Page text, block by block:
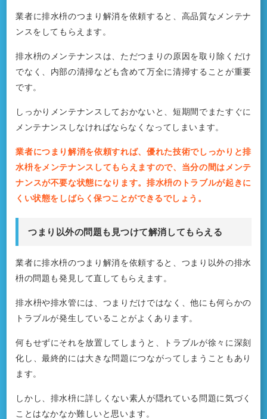
業者に排水枡のつまり解消を依頼すると、高品質なメンテナ
ンスをしてもらえます。
排水枡のメンテナンスは、ただつまりの原因を取り除くだけ
でなく、内部の清掃なども含めて万全に清掃することが重要
です。
しっかりメンテナンスしておかないと、短期間でまたすぐに
メンテナンスしなければならなくなってしまいます。
業者につまり解消を依頼すれば、優れた技術でしっかりと排
水枡をメンテナンスしてもらえますので、当分の間はメンテ
ナンスが不要な状態になります。排水枡のトラブルが起きに
くい状態をしばらく保つことができるでしょう。
つまり以外の問題も見つけて解消してもらえる
業者に排水枡のつまり解消を依頼すると、つまり以外の排水
枡の問題も発見して直してもらえます。
排水枡や排水管には、つまりだけではなく、他にも何らかの
トラブルが発生していることがよくあります。
何もせずにそれを放置してしまうと、トラブルが徐々に深刻
化し、最終的には大きな問題につながってしまうこともあり
ます。
しかし、排水枡に詳しくない素人が隠れている問題に気づく
ことはなかなか難しいと思います。